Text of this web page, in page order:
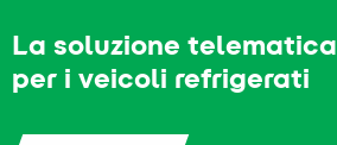
La soluzione telematica
per i veicoli refrigerati